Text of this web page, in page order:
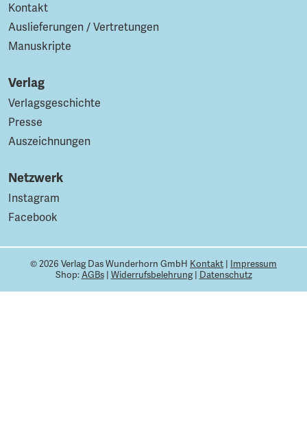
Kontakt
Auslieferungen / Vertretungen
Manuskripte
Verlag
Verlagsgeschichte
Presse
Auszeichnungen
Netzwerk
Instagram
Facebook
© 2026 Verlag Das Wunderhorn GmbH Kontakt | Impressum
Shop:AGBs| Widerrufsbelehrung| Datenschutz